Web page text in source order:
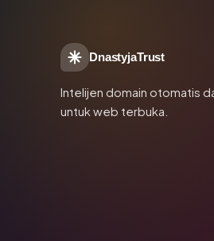
DnastyjaTrust
Intelijen domain otomatis
untuk web terbuka.